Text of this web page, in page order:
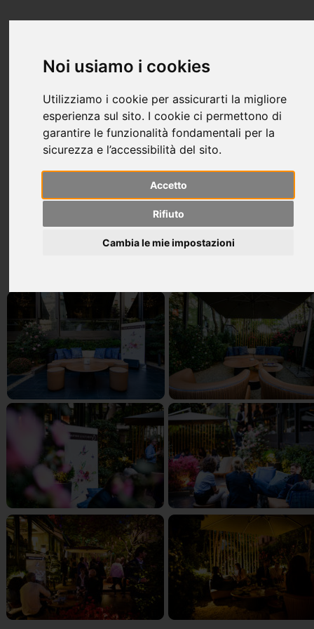
Noi usiamo i cookies
Utilizziamo i cookie per assicurarti la migliore
esperienza sul sito. I cookie ci permettono di
garantire le funzionalità fondamentali per la
sicurezza e l’accessibilità del sito.
Accetto
Rifiuto
Cambia le mie impostazioni
Marine Leather fuori
Salone Expo - Milano
Client: Marine Leather